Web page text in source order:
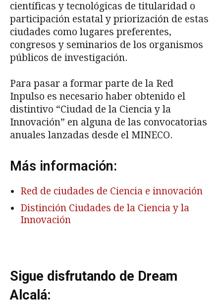
científicas y tecnológicas de titularidad o
participación estatal y priorización de estas
ciudades como lugares preferentes,
congresos y seminarios de los organismos
públicos de investigación.
Para pasar a formar parte de la Red
Inpulso es necesario haber obtenido el
distintivo “Ciudad de la Ciencia y la
Innovación” en alguna de las convocatorias
anuales lanzadas desde el MINECO.
Más información:
Red de ciudades de Ciencia e innovación
Distinción Ciudades de la Ciencia y la
Innovación
Sigue disfrutando de Dream
Alcalá: